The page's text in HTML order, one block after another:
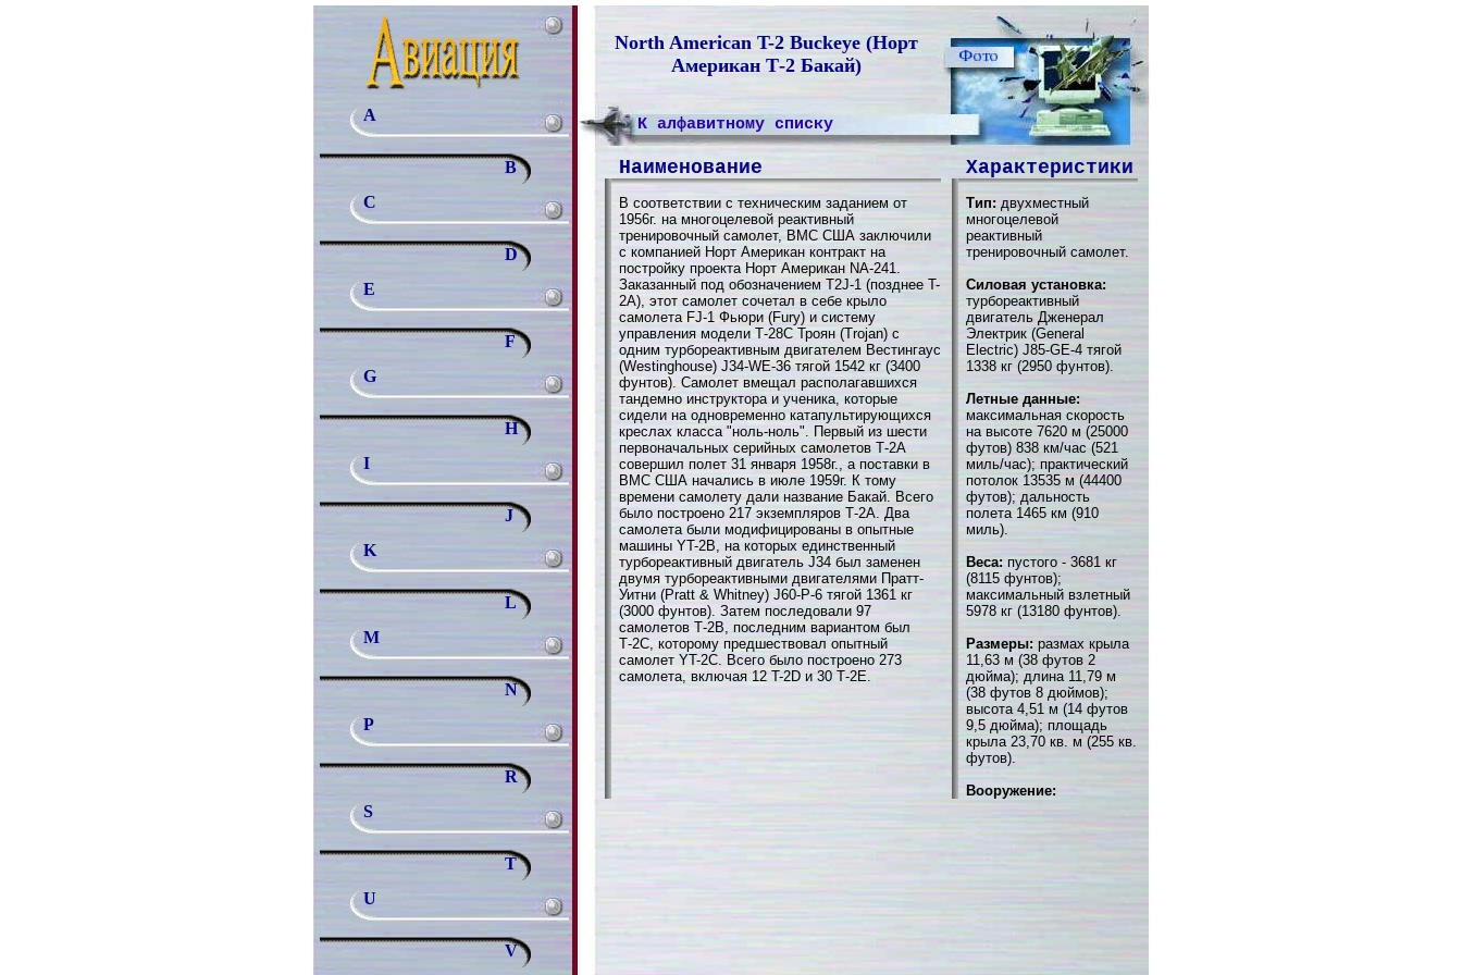
North American T-2 Buckeye (Норт
Американ Т-2 Бакай)
A
B
C
D
E
F
G
H
I
J
K
L
M
N
P
R
S
T
U
V
К алфавитному списку
Наименование Характеристики
В соответствии с техническим заданием от
1956г. на многоцелевой реактивный
тренировочный самолет, ВМС США заключили
с компанией Норт Американ контракт на
постройку проекта Норт Американ NА-241.
Заказанный под обозначением T2J-1 (позднее T-
2A), этот самолет сочетал в себе крыло
самолета FJ-1 Фьюри (Fury) и систему
управления модели Т-28С Троян (Trojan) с
одним турбореактивным двигателем Вестингаус
(Westinghouse) J34-WE-36 тягой 1542 кг (3400
фунтов). Самолет вмещал располагавшихся
тандемно инструктора и ученика, которые
сидели на одновременно катапультирующихся
креслах класса "ноль-ноль". Первый из шести
первоначальных серийных самолетов Т-2А
совершил полет 31 января 1958г., а поставки в
ВМС США начались в июле 1959г. К тому
времени самолету дали название Бакай. Всего
было построено 217 экземпляров Т-2А. Два
самолета были модифицированы в опытные
машины YT-2B, на которых единственный
турбореактивный двигатель J34 был заменен
двумя турбореактивными двигателями Пратт-
Уитни (Pratt & Whitney) J60-P-6 тягой 1361 кг
(3000 фунтов). Затем последовали 97
самолетов Т-2В, последним вариантом был
Т-2С, которому предшествовал опытный
самолет YT-2C. Всего было построено 273
самолета, включая 12 T-2D и 30 Т-2Е.
Тип: двухместный
многоцелевой
реактивный
тренировочный самолет.
Силовая установка:
турбореактивный
двигатель Дженерал
Электрик (General
Electric) J85-GE-4 тягой
1338 кг (2950 фунтов).
Летные данные:
максимальная скорость
на высоте 7620 м (25000
футов) 838 км/час (521
миль/час); практический
потолок 13535 м (44400
футов); дальность
полета 1465 км (910
миль).
Веса: пустого - 3681 кг
(8115 фунтов);
максимальный взлетный
5978 кг (13180 фунтов).
Размеры: размах крыла
11,63 м (38 футов 2
дюйма); длина 11,79 м
(38 футов 8 дюймов);
высота 4,51 м (14 футов
9,5 дюйма); площадь
крыла 23,70 кв. м (255 кв.
футов).
Вооружение: